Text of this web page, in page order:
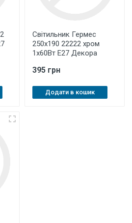
Світильник Гермес
250х190 22222 хром
1х60Вт Е27 Декора
395 грн
Додати в кошик